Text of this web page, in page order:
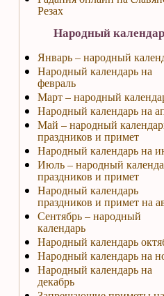
Резах
Народный
Январь – народный
Народный календарь на
февраль
Март – народный
Народный календарь на
Май – народный
праздников и примет
Народный календарь на
Июль – народный
праздников и примет
Народный календарь
праздников и примет на
Сентябрь – народный
календарь
Народный календарь
Народный календарь на
Народный календарь на
декабрь